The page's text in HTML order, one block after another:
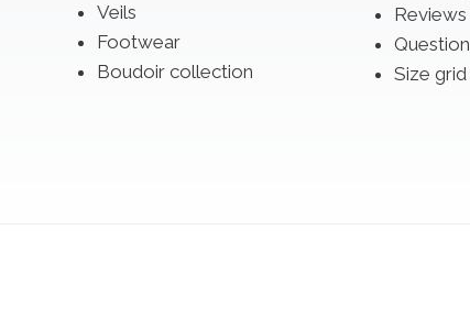
Veils
Footwear
Boudoir collection
Reviews
Question
Size grid